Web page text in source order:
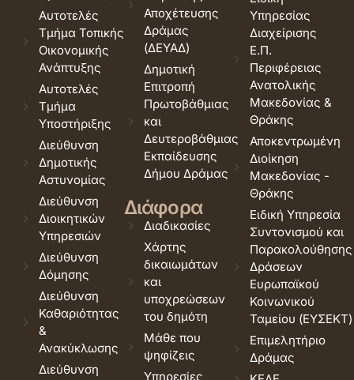
Αυτοτελές
Τμήμα Τοπικής
Οικονομικής
Ανάπτυξης
Αυτοτελές
Τμήμα
Υποστήριξης
Διεύθυνση
Δημοτικής
Αστυνομίας
Διεύθυνση
Διοικητικών
Υπηρεσιών
Διεύθυνση
Δόμησης
Διεύθυνση
Καθαριότητας
&
Ανακύκλωσης
Διεύθυνση
Αποχέτευσης
Δράμας
(ΔΕΥΑΔ)
Δημοτική
Επιτροπή
Πρωτοβάθμιας
και
Δευτεροβάθμιας
Εκπαίδευσης
Δήμου Δράμας
Διάφορα
Διαδικασίες
Χάρτης
δικαιωμάτων
και
υποχρεώσεων
του δημότη
Μάθε που
ψηφίζεις
Υπηρεσίες
Υπηρεσίας
Διαχείρισης
Ε.Π.
Περιφέρειας
Ανατολικής
Μακεδονίας &
Θράκης
Αποκεντρωμένη
Διοίκηση
Μακεδονίας -
Θράκης
Ειδική Υπηρεσία
Συντονισμού και
Παρακολούθησης
Δράσεων
Ευρωπαϊκού
Κοινωνικού
Ταμείου (ΕΥΣΕΚΤ)
Επιμελητήριο
Δράμας